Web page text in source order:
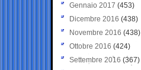
Gennaio 2017 (453)
Dicembre 2016 (438)
Novembre 2016 (438)
Ottobre 2016 (424)
Settembre 2016 (367)